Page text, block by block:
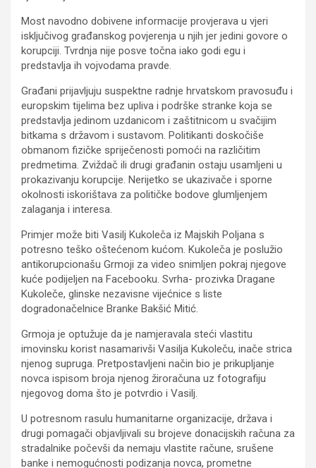
Most navodno dobivene informacije provjerava u vjeri
isključivog građanskog povjerenja u njih jer jedini govore o
korupciji. Tvrdnja nije posve točna iako godi egu i
predstavlja ih vojvodama pravde.
Građani prijavljuju suspektne radnje hrvatskom pravosuđu i
europskim tijelima bez upliva i podrške stranke koja se
predstavlja jedinom uzdanicom i zaštitnicom u svačijim
bitkama s državom i sustavom. Politikanti doskočiše
obmanom fizičke spriječenosti pomoći na različitim
predmetima. Zviždač ili drugi građanin ostaju usamljeni u
prokazivanju korupcije. Nerijetko se ukazivače i sporne
okolnosti iskorištava za političke bodove glumljenjem
zalaganja i interesa.
Primjer može biti Vasilj Kukoleča iz Majskih Poljana s
potresno teško oštećenom kućom. Kukoleča je poslužio
antikorupcionašu Grmoji za video snimljen pokraj njegove
kuće podijeljen na Facebooku. Svrha- prozivka Dragane
Kukoleče, glinske nezavisne vijećnice s liste
dogradonačelnice Branke Bakšić Mitić.
Grmoja je optužuje da je namjeravala steći vlastitu
imovinsku korist nasamarivši Vasilja Kukoleču, inače strica
njenog supruga. Pretpostavljeni način bio je prikupljanje
novca ispisom broja njenog žiroračuna uz fotografiju
njegovog doma što je potvrdio i Vasilj.
U potresnom rasulu humanitarne organizacije, država i
drugi pomagači objavljivali su brojeve donacijskih računa za
stradalnike počevši da nemaju vlastite račune, srušene
banke i nemogućnosti podizanja novca, prometne